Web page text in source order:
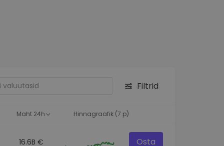
Filtrid
Maht 24h Hinnagraafik (7 p)
16.6B € Osta